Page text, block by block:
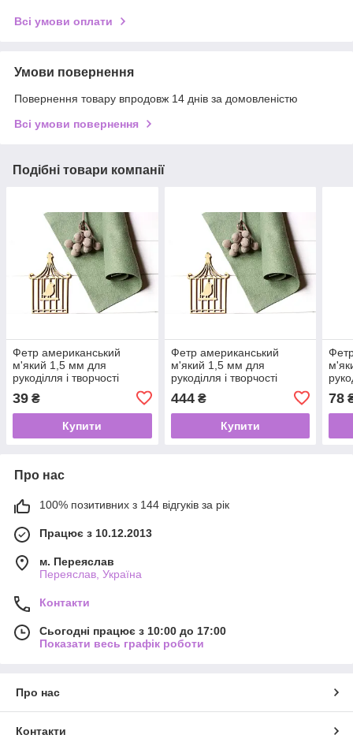
Всі умови оплати
Умови повернення
Повернення товару впродовж 14 днів за домовленістю
Всі умови повернення
Подібні товари компанії
Фетр американський
м'який 1,5 мм для
рукоділля і творчості
Лоден
39 ₴
Купити
Фетр американський
м'який 1,5 мм для
рукоділля і творчості
Лоден
444₴
Купити
78
Про нас
100% позитивних з 144 відгуків за рік
Працює з 10.12.2013
м. Переяслав
Переяслав, Україна
Контакти
Сьогодні працює з 10:00 до 17:00
Показати весь графік роботи
Про нас
Контакти